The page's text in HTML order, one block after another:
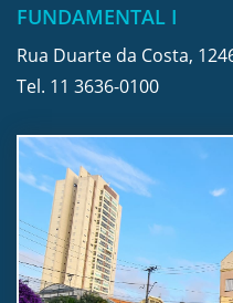
FUNDAMENTAL I
Rua Duarte da Costa,
Tel. 11 3636-0100